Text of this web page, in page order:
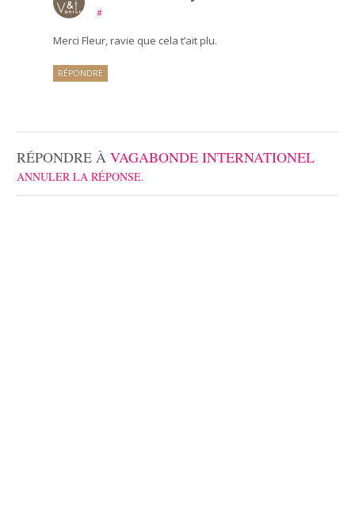
#
Merci Fleur, ravie que cela t’ait plu.
RÉPONDRE
RÉPONDRE ÀVAGABONDE INTERNATIONEL
ANNULER LA RÉPONSE.